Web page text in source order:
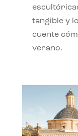
tangible y
cuente
verano.